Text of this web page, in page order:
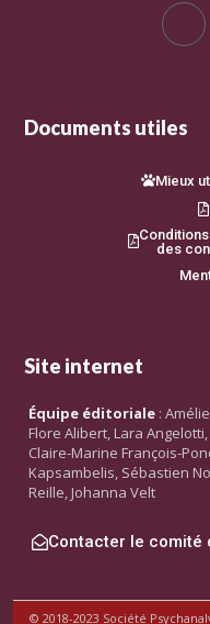
Documents utiles
Mieux
des
Site internet
Équipe éditoriale :
Flore Alibert, Lara
Claire-Marine François-
Kapsambelis, Sébastien
Reille, Johanna Velt
Contacter le comité
© 2018-2023 Société